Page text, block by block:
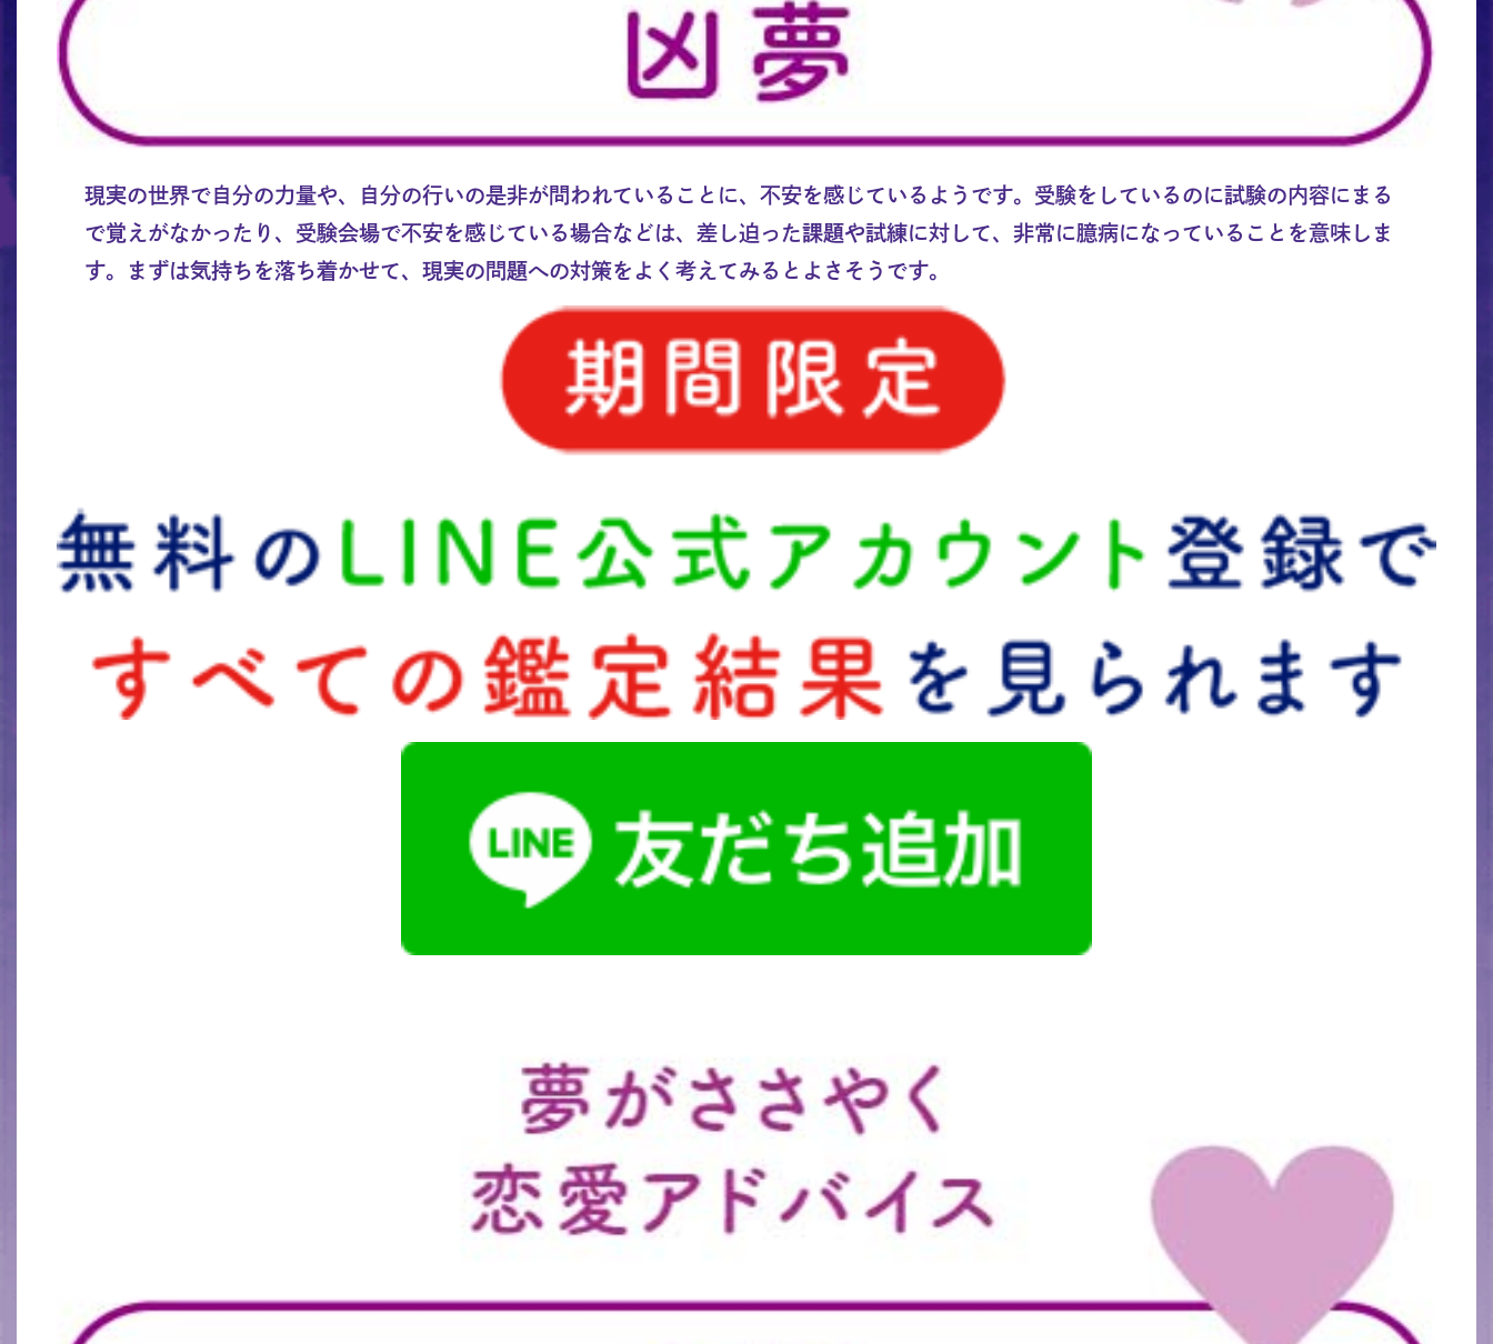
現実の世界で自分の力量や、自分の行いの是非が問われていることに、不安を感じているようです。受験をしているのに試験の内容にまる
で覚えがなかったり、受験会場で不安を感じている場合などは、差し迫った課題や試練に対して、非常に臆病になっていることを意味しま
す。まずは気持ちを落ち着かせて、現実の問題への対策をよく考えてみるとよさそうです。